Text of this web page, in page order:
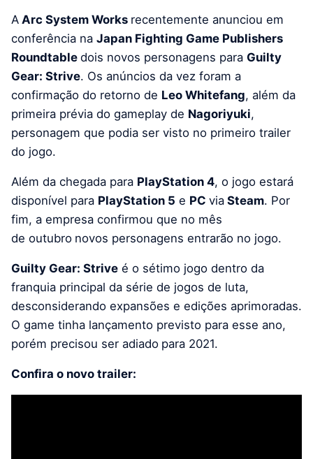
A Arc System Works recentemente anunciou em
conferência na Japan Fighting Game Publishers
Roundtable dois novos personagens para Guilty
Gear: Strive. Os anúncios da vez foram a
confirmação do retorno de Leo Whitefang, além da
primeira prévia do gameplay de Nagoriyuki,
personagem que podia ser visto no primeiro trailer
do jogo.
Além da chegada para PlayStation 4, o jogo estará
disponível para PlayStation 5 e PC via Steam. Por
fim, a empresa confirmou que no mês
de outubro novos personagens entrarão no jogo.
Guilty Gear: Strive é o sétimo jogo dentro da
franquia principal da série de jogos de luta,
desconsiderando expansões e edições aprimoradas.
O game tinha lançamento previsto para esse ano,
porém precisou ser adiado para 2021.
Confira o novo trailer: